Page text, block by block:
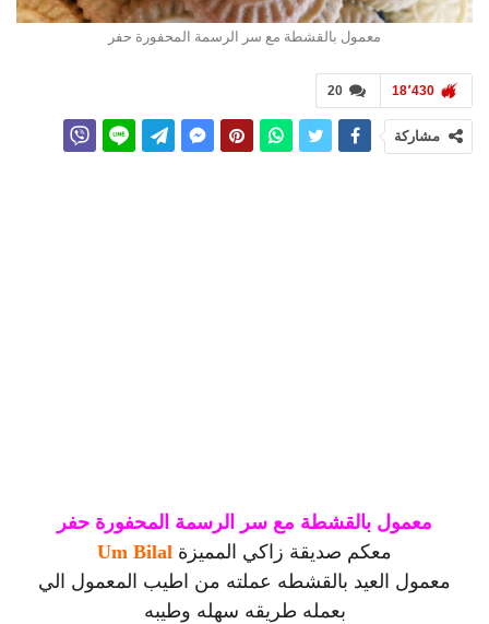
معمول بالقشطة مع سر الرسمة المحفورة حفر
20 18٬430
مشاركة
معمول بالقشطة مع سر الرسمة المحفورة حفر
معكم صديقة زاكي المميزة
معمول العيد بالقشطه عملته من اطيب المعمول الي
بعمله طريقه سهله وطيبه